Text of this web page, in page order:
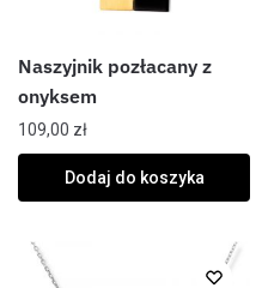
Naszyjnik pozłacany z
onyksem
109,00 zł
Dodaj do koszyka